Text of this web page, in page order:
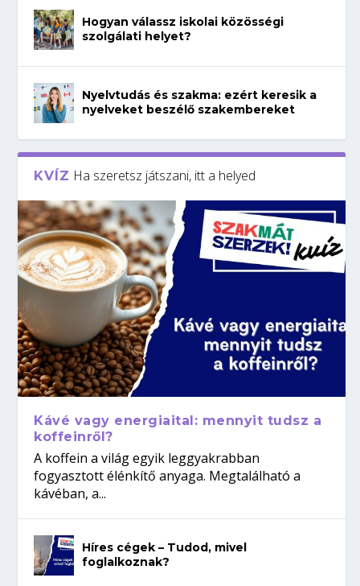
Hogyan válassz iskolai közösségi
szolgálati helyet?
Nyelvtudás és szakma: ezért keresik a
nyelveket beszélő szakembereket
KVÍZ Ha szeretsz játszani, itt a helyed
Kávé vagy energiaital: mennyit tudsz a
koffeinről?
A koffein a világ egyik leggyakrabban
fogyasztott élénkítő anyaga. Megtalálható a
kávéban, a...
Híres cégek – Tudod, mivel
foglalkoznak?